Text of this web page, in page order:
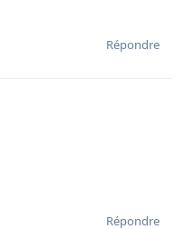
Répondre
Répondre